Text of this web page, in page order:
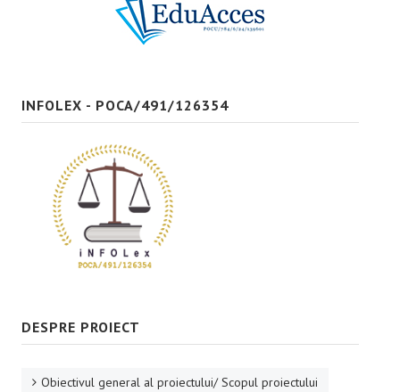
INFOLEX - POCA/491/126354
DESPRE PROIECT
Obiectivul general al proiectului/ Scopul proiectului